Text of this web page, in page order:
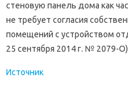
стеновую панель дома как
не требует согласия
помещений с устройством
25 сентября 2014 г. № 2079-
Источник